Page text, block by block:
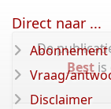
De
Bestis
Direct naar ...
Abonnement
Vraag/
Disclaimer